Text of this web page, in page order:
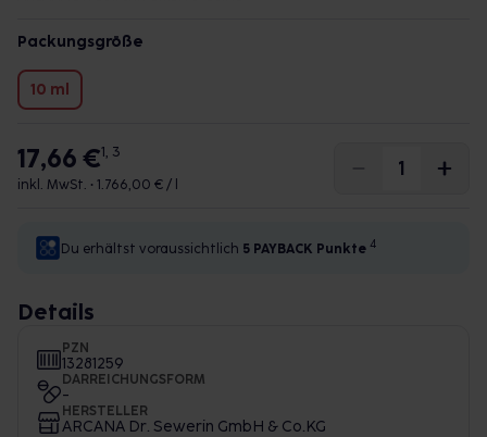
Packungsgröße
10 ml
17,66 €1, 3
inkl. MwSt. • 1.766,00 € / l
Du erhältst voraussichtlich 5 PAYBACK Punkte 4
Details
PZN
13281259
DARREICHUNGSFORM
-
HERSTELLER
ARCANA Dr. Sewerin GmbH & Co.KG